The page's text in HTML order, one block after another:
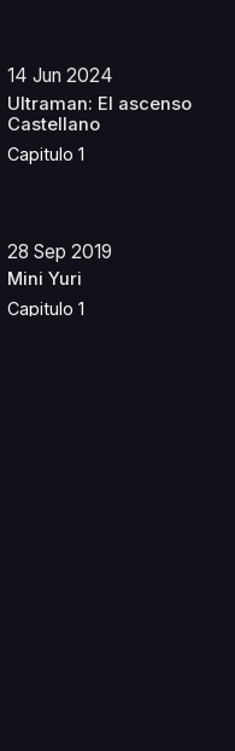
14 Jun 2024
Ultraman: El ascenso
Castellano
Capitulo 1
28 Sep 2019
Mini Yuri
Capitulo 1